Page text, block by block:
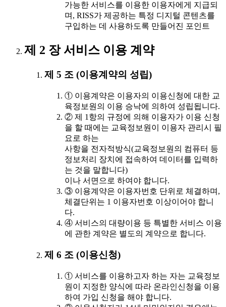
가능한 서비스를 이용한 이용자에게 지급되
며, RISS가 제공하는 특정 디지털 콘텐츠를
구입하는 데 사용하도록 만들어진 포인트
제 2 장 서비스 이용 계약
제 5 조 (이용계약의 성립)
① 이용계약은 이용자의 이용신청에 대한 교
육정보원의 이용 승낙에 의하여 성립됩니다.
② 제 1항의 규정에 의해 이용자가 이용 신청
을 할 때에는 교육정보원이 이용자 관리시 필
요로 하는
사항을 전자적방식(교육정보원의 컴퓨터 등
정보처리 장치에 접속하여 데이터를 입력하
는 것을 말합니다)
이나 서면으로 하여야 합니다.
③ 이용계약은 이용자번호 단위로 체결하며,
체결단위는 1 이용자번호 이상이어야 합니
다.
④ 서비스의 대량이용 등 특별한 서비스 이용
에 관한 계약은 별도의 계약으로 합니다.
제 6 조 (이용신청)
① 서비스를 이용하고자 하는 자는 교육정보
원이 지정한 양식에 따라 온라인신청을 이용
하여 가입 신청을 해야 합니다.